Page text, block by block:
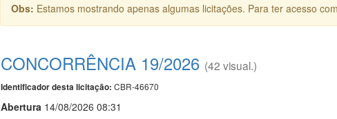
Obs: Estamos mostrando apenas algumas licitações. Para ter acesso
CONCORRÊNCIA 19/2026 (42 visual.)
Identificador desta licitação: CBR-46670
Abertura 14/08/2026 08:31